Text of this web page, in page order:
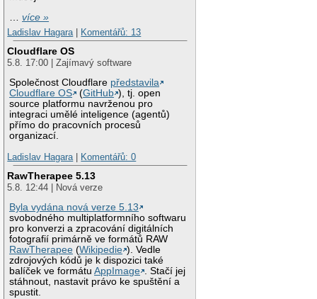
…více »
Ladislav Hagara| Komentářů: 13
Cloudflare OS
5.8. 17:00 | Zajímavý software
Společnost Cloudflare představila
Cloudflare OS
(GitHub ), tj. open
source platformu navrženou pro
integraci umělé inteligence (agentů)
přímo do pracovních procesů
organizací.
Ladislav Hagara| Komentářů: 0
RawTherapee 5.13
5.8. 12:44 | Nová verze
Byla vydána nová verze 5.13
svobodného multiplatformního softwaru
pro konverzi a zpracování digitálních
fotografií primárně ve formátů RAW
RawTherapee (Wikipedie ). Vedle
zdrojových kódů je k dispozici také
balíček ve formátuAppImage . Stačí jej
stáhnout, nastavit právo ke spuštění a
spustit.